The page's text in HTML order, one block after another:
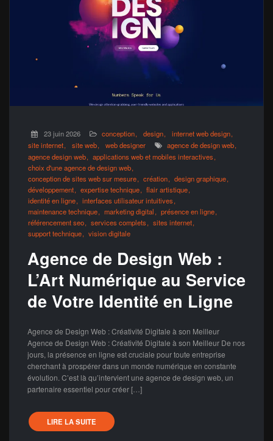
23 juin 2026 conception design
internet web design
site internet
site web web designer
agence de design web
agence design web
applications web et mobiles interactives
choix d'une agence de design web
conception de sites web sur mesure
création
design graphique
développement
expertise technique
flair artistique
identité en ligne
interfaces utilisateur intuitives
maintenance technique
marketing digital
présence en ligne
référencement seo
services complets
sites internet
support technique
vision digitale
Agence de Design Web :
L’Art Numérique au Service
de Votre Identité en Ligne
Agence de Design Web : Créativité Digitale à son Meilleur
Agence de Design Web : Créativité Digitale à son Meilleur De nos
jours, la présence en ligne est cruciale pour toute entreprise
cherchant à prospérer dans un monde numérique en constante
évolution. C’est là qu’intervient une agence de design web, un
partenaire essentiel pour créer […]
LIRE LA SUITE